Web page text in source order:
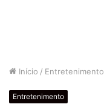
Início / Entretenimento
Entretenimento